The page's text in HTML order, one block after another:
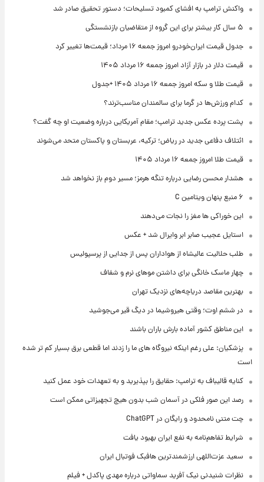
واکنش ترامپ به افشای کمبود تسلیحات؛ دستور تحقیق صادر شد
۵ سال کار بیشتر برای این گروه از متقاضیان بازنشستگی
جدول قیمت ایران‌خودرو امروز جمعه ۱۶ مرداد؛ قیمت‌ها تغییر کرد
قیمت دلار در بازار آزاد امروز جمعه ۱۶ مرداد ۱۴۰۵
قیمت طلا و سکه امروز جمعه ۱۶ مرداد ۱۴۰۵ +جدول
کدام ورزش‌ها در گرما برای سالمندان مناسب‌ترند؟
پشت پرده عکس جدید ترامپ؛ مقام آمریکایی درباره وضعیت او چه گفت؟
ائتلاف دفاعی جدید در ریاض؛ ترکیه، عربستان و پاکستان متحد می‌شوند
قیمت طلا امروز جمعه ۱۶ مرداد ۱۴۰۵
هشدار محسن رضایی درباره تنگه هرمز؛ مسیر دوم باز نخواهد شد
۶ منبع پنهان ویتامین C
این خوراکی ها مغز را نجات می‌دهند
استایل عجیب صابر ابر وایرال شد + عکس
طلب حلالیت عالیشاه از هواداران پس از جدایی از پرسپولیس
چهار ماسک خانگی برای داشتن موهای نرم و شفاف
بهترین مقاصد دریاچه‌های نزدیک تهران
در ششم اوت؛ وقتی هیروشیما در دیگ قیر می‌جوشید
این مناطق کشور آماده بارش باران باشند
پزشکیان: علی رغم اینکه نیروگاه های ما را زدند اما قطعی برق بسیار کم تر شده
است
کنایه قالیباف به ترامپ: حقایق را بپذیرید و به تعهدات خود عمل کنید
رصد این صور فلکی در آسمان شب بدون هیچ تجهیزاتی ممکن است
چت متنی نامحدود و رایگان در ChatGPT
شرایط تفاهم‌نامه به نفع ایران بهبود یافت
سعید عزت‌اللهی ارزشمندترین هافبک فوتبال ایران
نظرات شنیدنی نیک آفرید سماواتی درباره مهدی پاکدل + فیلم